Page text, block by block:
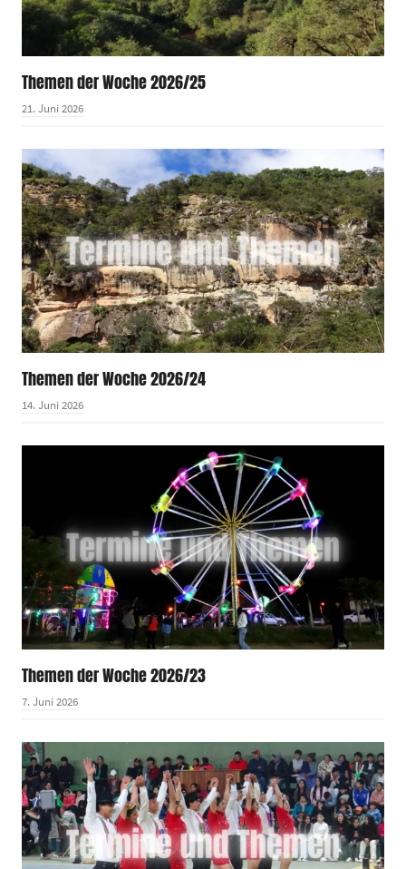
Themen der Woche 2026/25
21. Juni 2026
Themen der Woche 2026/24
14. Juni 2026
Themen der Woche 2026/23
7. Juni 2026